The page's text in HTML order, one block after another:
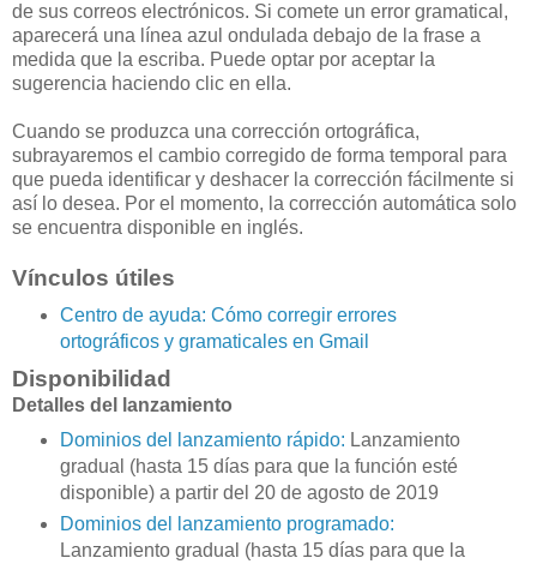
de sus correos electrónicos. Si comete un error gramatical,
aparecerá una línea azul ondulada debajo de la frase a
medida que la escriba. Puede optar por aceptar la
sugerencia haciendo clic en ella.
Cuando se produzca una corrección ortográfica,
subrayaremos el cambio corregido de forma temporal para
que pueda identificar y deshacer la corrección fácilmente si
así lo desea. Por el momento, la corrección automática solo
se encuentra disponible en inglés.
Vínculos útiles
Centro de ayuda: Cómo corregir errores
ortográficos y gramaticales en Gmail
Disponibilidad
Detalles del lanzamiento
Dominios del lanzamiento rápido: Lanzamiento
gradual (hasta 15 días para que la función esté
disponible) a partir del 20 de agosto de 2019
Dominios del lanzamiento programado:
Lanzamiento gradual (hasta 15 días para que la